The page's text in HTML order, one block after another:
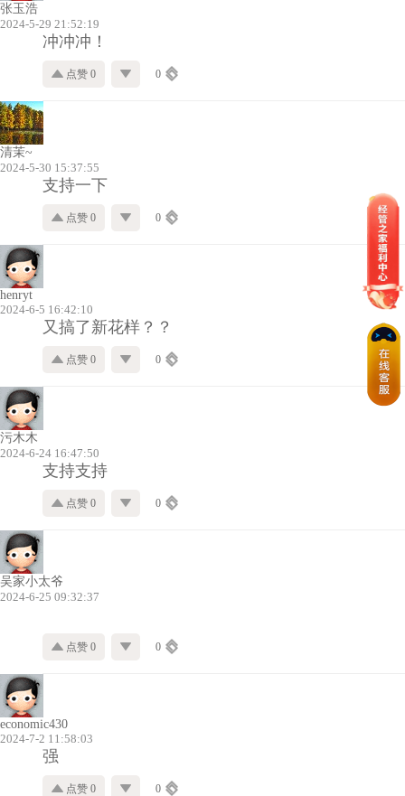
张玉浩
2024-5-29 21:52:19
冲冲冲！
点赞 0 0
清茉~
2024-5-30 15:37:55
支持一下
点赞 0 0
henryt
2024-6-5 16:42:10
又搞了新花样？？
点赞 0 0
污木木
2024-6-24 16:47:50
支持支持
点赞 0 0
吴家小太爷
2024-6-25 09:32:37
点赞 0 0
economic430
2024-7-2 11:58:03
强
点赞 0 0